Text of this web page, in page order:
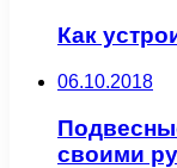
Как
06.10.2018
своими